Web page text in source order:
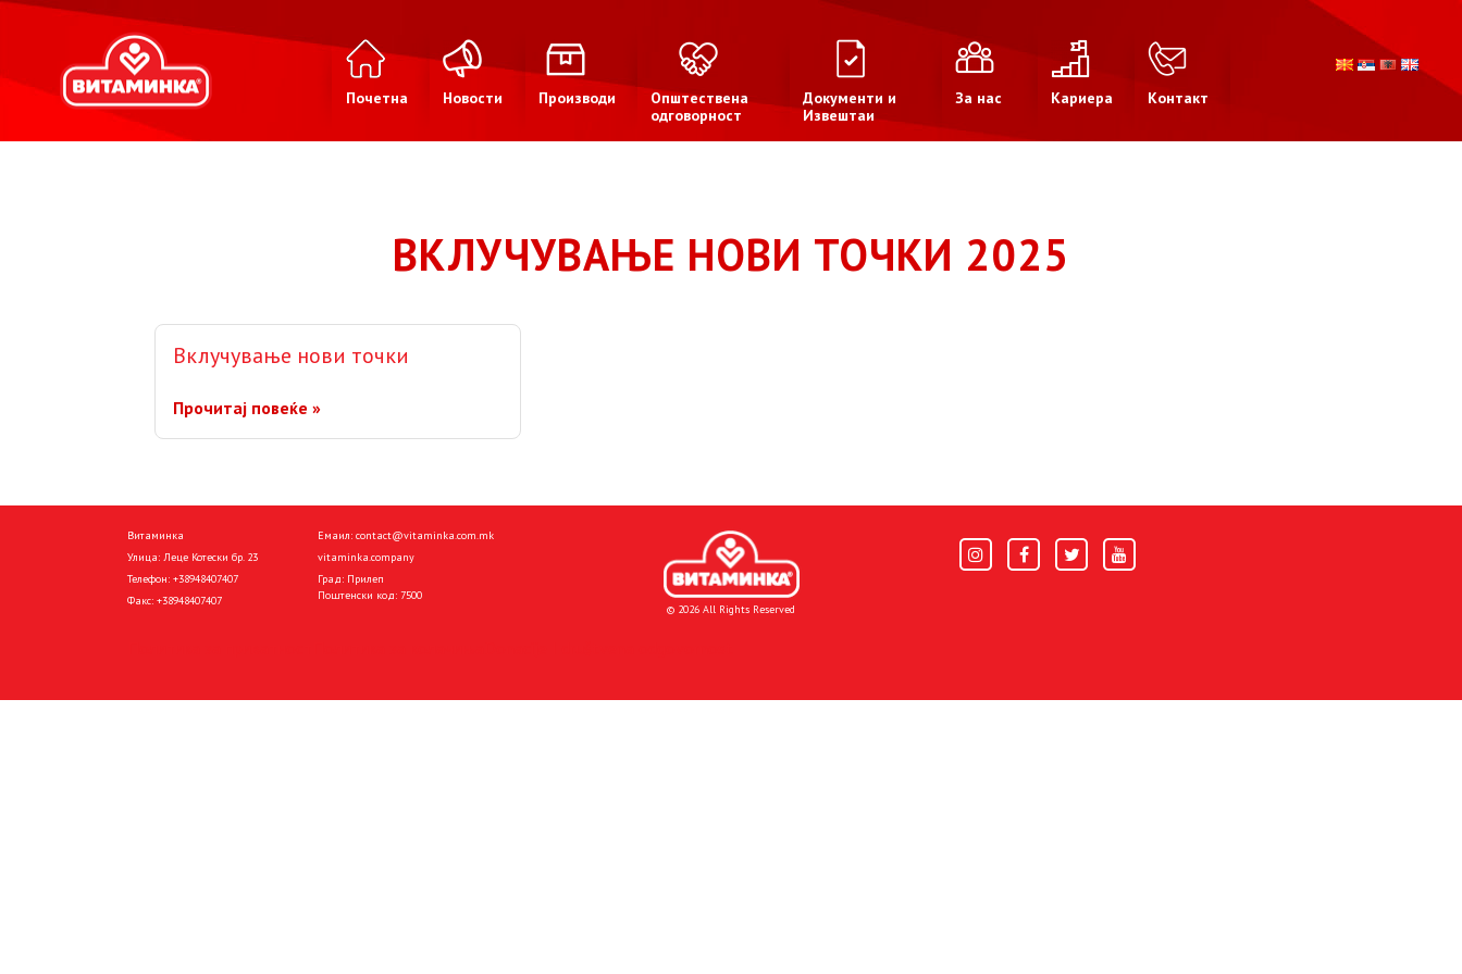
Почетна Новости Производи
Општествена
одговорност
Документи и
Извештаи
За нас Кариера Контакт
ВКЛУЧУВАЊЕ НОВИ ТОЧКИ 2025
Вклучување нови точки
Прочитај повеќе »
Витаминка
Улица: Леце Котески бр. 23
Телефон: +38948407407
Факс: +38948407407
Емаил: contact@vitaminka.com.mk
vitaminka.company
Град: Прилеп
Поштенски код: 7500
© 2026 All Rights Reserved